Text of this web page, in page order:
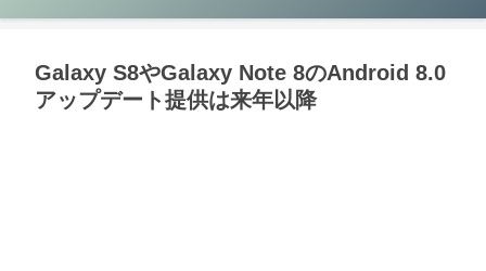
Galaxy S8やGalaxy Note 8のAndroid 8.0
アップデート提供は来年以降